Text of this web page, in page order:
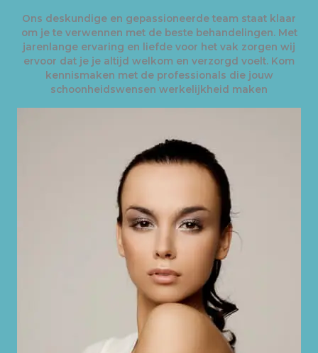
Ons deskundige en gepassioneerde team staat klaar
om je te verwennen met de beste behandelingen. Met
jarenlange ervaring en liefde voor het vak zorgen wij
ervoor dat je je altijd welkom en verzorgd voelt. Kom
kennismaken met de professionals die jouw
schoonheidswensen werkelijkheid maken